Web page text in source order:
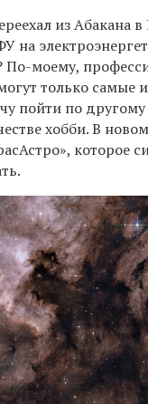
из Абакана
на
По-моему,
только самые
пойти по другому
хобби. В
которое